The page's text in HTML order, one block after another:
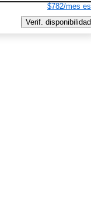
$782/mes
Verif. disponibilidad